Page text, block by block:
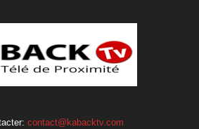
contact@kabacktv.com